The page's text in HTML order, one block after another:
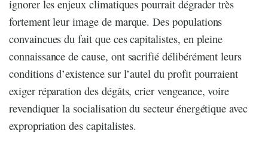
ignorer les enjeux climatiques pourrait dégrader très
fortement leur image de marque. Des populations
convaincues du fait que ces capitalistes, en pleine
connaissance de cause, ont sacrifié délibérément leurs
conditions d’existence sur l’autel du profit pourraient
exiger réparation des dégâts, crier vengeance, voire
revendiquer la socialisation du secteur énergétique avec
expropriation des capitalistes.